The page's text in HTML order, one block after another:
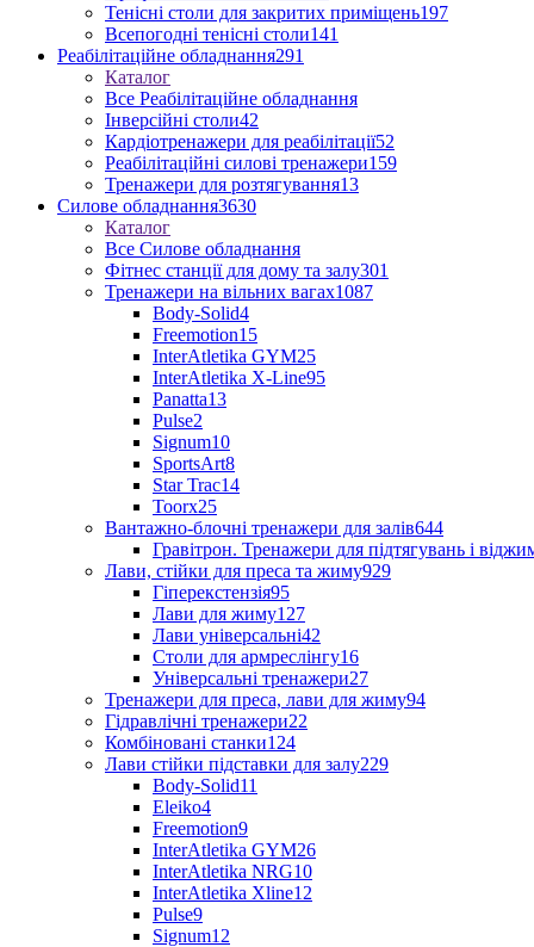
Тенісні столи для закритих приміщень197
Всепогодні тенісні столи141
Реабілітаційне обладнання291
Каталог
Все Реабілітаційне обладнання
Інверсійні столи42
Кардіотренажери для реабілітації52
Реабілітаційні силові тренажери159
Тренажери для розтягування13
Силове обладнання3630
Каталог
Все Силове обладнання
Фітнес станції для дому та залу301
Тренажери на вільних вагах1087
Body-Solid4
Freemotion15
InterAtletika GYM25
InterAtletika X-Line95
Panatta13
Pulse2
Signum10
SportsArt8
Star Trac14
Toorx25
Вантажно-блочні тренажери для залів644
Гравітрон. Тренажери для підтягувань і
Лави, стійки для преса та жиму929
Гіперекстензія95
Лави для жиму127
Лави універсальні42
Столи для армреслінгу16
Універсальні тренажери27
Тренажери для преса, лави для жиму94
Гідравлічні тренажери22
Комбіновані станки124
Лави стійки підставки для залу229
Body-Solid11
Eleiko4
Freemotion9
InterAtletika GYM26
InterAtletika NRG10
InterAtletika Xline12
Pulse9
Signum12